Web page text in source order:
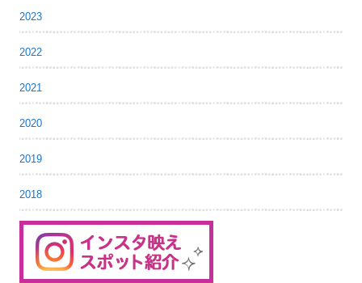
2023
2022
2021
2020
2019
2018